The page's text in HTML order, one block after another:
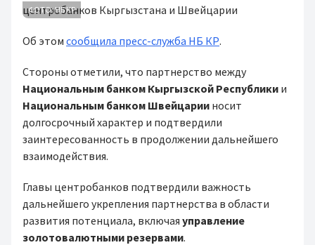
ФОТО: НБ КР
Об этом сообщила пресс-служба НБ КР.
Стороны отметили, что партнерство между
Национальным банком Кыргызской Республики и
Национальным банком Швейцарии носит
долгосрочный характер и подтвердили
заинтересованность в продолжении дальнейшего
взаимодействия.
Главы центробанков подтвердили важность
дальнейшего укрепления партнерства в области
развития потенциала, включая управление
золотовалютными резервами.